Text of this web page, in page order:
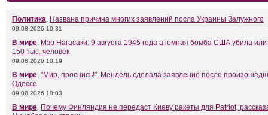
Политика. Названа причина многих заявлений посла Украины Залужного
09.08.2026 10:31
В мире. Мэр Нагасаки: 9 августа 1945 года атомная бомба США убила
150 тыс. человек
09.08.2026 10:19
В мире. "Мир, проснись!". Мендель сделала заявление после
Одессе
09.08.2026 10:03
В мире. Почему Финляндия не передаст Киеву ракеты для Patriot,